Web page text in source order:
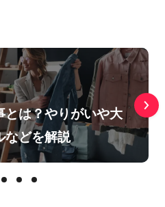
とは？やりがいや大
などを解説